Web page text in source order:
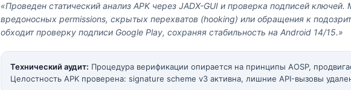
«Проведен статический анализ APK через JADX-GUI и проверка подписей
вредоносных permissions, скрытых перехватов (hooking) или обращения к
обходит проверку подписи Google Play, сохраняя стабильность на Android 14/15.»
Технический аудит: Процедура верификации опирается на принципы AOSP,
Целостность APK проверена: signature scheme v3 активна, лишние API-вызовы